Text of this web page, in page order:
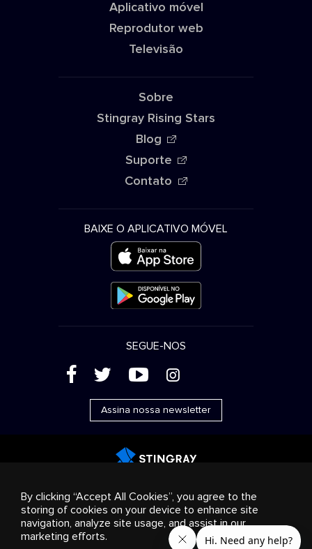
Aplicativo móvel
Reprodutor web
Televisão
Sobre
Stingray Rising Stars
Blog
Suporte
Contato
BAIXE O APLICATIVO MÓVEL
SEGUE-NOS
( ' + &
Assina nossa newsletter
consumo
Soluções empresariais Rádio
Sobre nós
Cookies settings
© 2018-2025 Stingray Group Inc. Todos os direitos
reservados. STINGRAY®, STINGRAY® MUSIC e outras marcas e
By clicking “Accept All Cookies”, you agree to the
storing of cookies on your device to enhance site
navigation, analyze site usage, and assist in our
marketing efforts.